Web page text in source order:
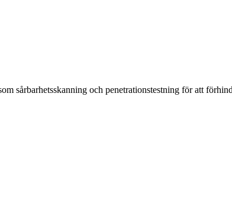
sårbarhetsskanning och penetrationstestning för att